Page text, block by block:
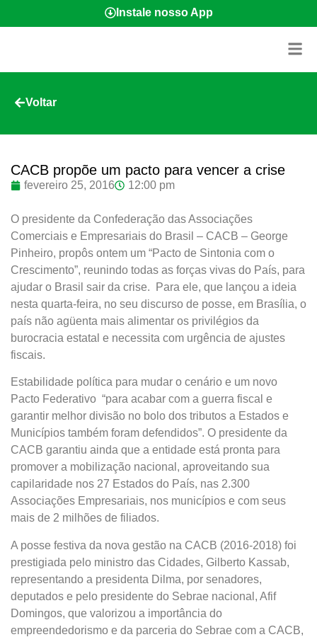
Instale nosso App
Voltar
CACB propõe um pacto para vencer a crise
fevereiro 25, 2016 12:00 pm
O presidente da Confederação das Associações
Comerciais e Empresariais do Brasil – CACB – George
Pinheiro, propôs ontem um “Pacto de Sintonia com o
Crescimento”, reunindo todas as forças vivas do País, para
ajudar o Brasil sair da crise. Para ele, que lançou a ideia
nesta quarta-feira, no seu discurso de posse, em Brasília, o
país não agüenta mais alimentar os privilégios da
burocracia estatal e necessita com urgência de ajustes
fiscais.
Estabilidade política para mudar o cenário e um novo
Pacto Federativo “para acabar com a guerra fiscal e
garantir melhor divisão no bolo dos tributos a Estados e
Municípios também foram defendidos”. O presidente da
CACB garantiu ainda que a entidade está pronta para
promover a mobilização nacional, aproveitando sua
capilaridade nos 27 Estados do País, nas 2.300
Associações Empresariais, nos municípios e com seus
mais de 2 milhões de filiados.
A posse festiva da nova gestão na CACB (2016-2018) foi
prestigiada pelo ministro das Cidades, Gilberto Kassab,
representando a presidenta Dilma, por senadores,
deputados e pelo presidente do Sebrae nacional, Afif
Domingos, que valorizou a importância do
empreendedorismo e da parceria do Sebrae com a CACB,